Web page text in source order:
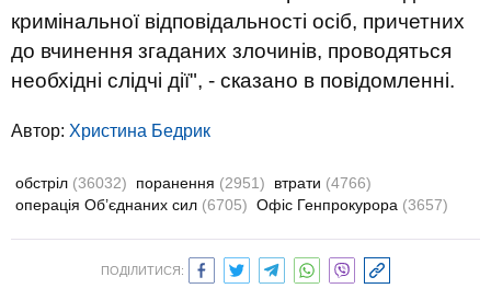
кримінальної відповідальності осіб, причетних
до вчинення згаданих злочинів, проводяться
необхідні слідчі дії", - сказано в повідомленні.
Автор: Христина Бедрик
обстріл (36032) поранення (2951) втрати (4766)
операція Об’єднаних сил (6705) Офіс Генпрокурора (3657)
ПОДІЛИТИСЯ: